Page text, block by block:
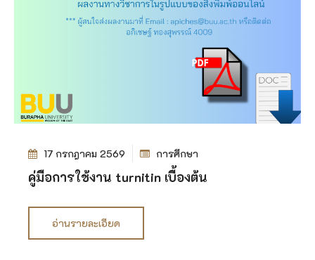
17 กรกฎาคม 2569 การศึกษา
คู่มือการใช้งาน turnitin เบื้องต้น
อ่านรายละเอียด